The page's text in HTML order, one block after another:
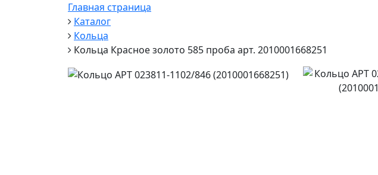
Главная страница
Каталог
Кольца
Кольца Красное золото 585 проба арт. 2010001668251